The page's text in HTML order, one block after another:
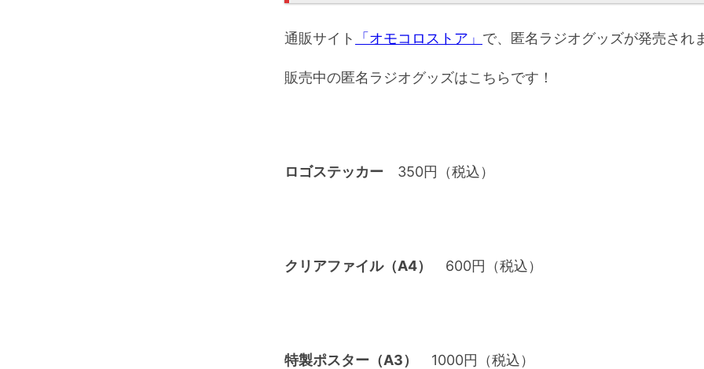
通販サイト 「オモコロストア」 で、匿名ラジオグッズが発売され
販売中の匿名ラジオグッズはこちらです！
ロゴステッカー 350円（税込）
クリアファイル（A4） 600円（税込）
特製ポスター（A3） 1000円（税込）